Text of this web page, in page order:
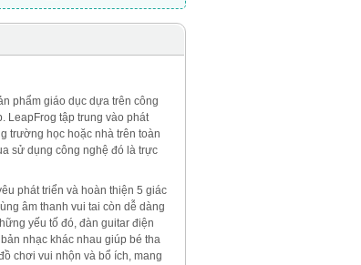
phẩm giáo dục dựa trên công
LeapFrog tập trung vào phát
trường học hoặc nhà trên toàn
sử dụng công nghệ đó là trực
phát triển và hoàn thiện 5 giác
âm thanh vui tai còn dễ dàng
yếu tố đó, đàn guitar điện
nhạc khác nhau giúp bé tha
chơi vui nhộn và bổ ích, mang